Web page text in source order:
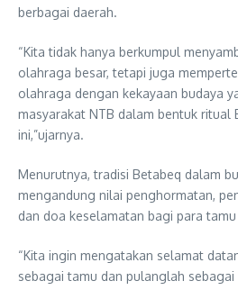
berbagai daerah.
“Kita tidak hanya berkumpul
olahraga besar, tetapi juga
olahraga dengan kekayaan budaya
masyarakat NTB dalam bentuk ritual
ini,”ujarnya.
Menurutnya, tradisi Betabeq dalam
mengandung nilai penghormatan,
dan doa keselamatan bagi para
“Kita ingin mengatakan selamat
sebagai tamu dan pulanglah sebagai